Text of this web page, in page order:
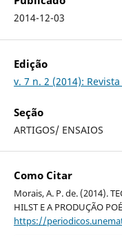
2014-12-03
Edição
v. 7 n. 2 (2014):
Seção
ARTIGOS/ ENSAIOS
Como Citar
Morais, A. P. de. (2014).
HILST E A PRODUÇÃO
https://